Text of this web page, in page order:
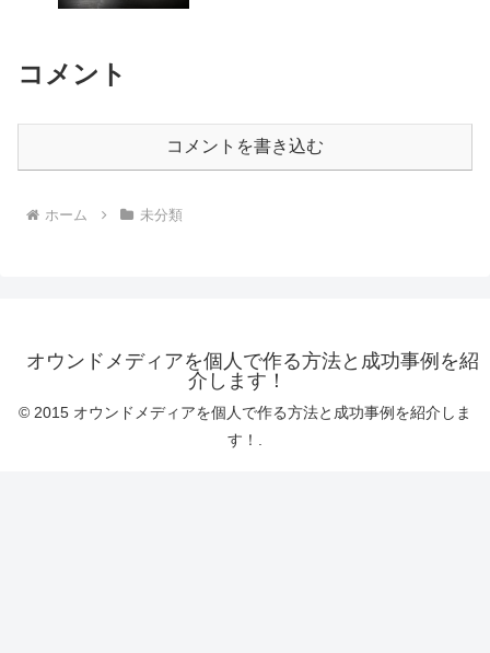
コメント
コメントを書き込む
ホーム 未分類
オウンドメディアを個人で作る方法と成功事例を紹
介します！
© 2015 オウンドメディアを個人で作る方法と成功事例を紹介しま
す！.